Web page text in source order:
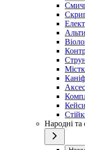
Альти
Народні та